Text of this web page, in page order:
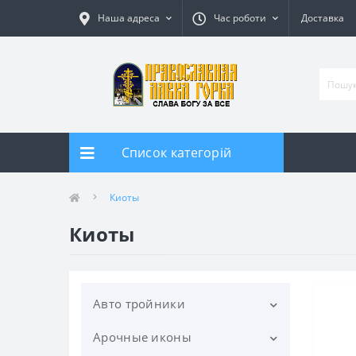
Наша адреса Час роботи Доставка
Список категорій
Киоты
Киоты
Авто тройники
Тройник автомобильный под
Арочные иконы